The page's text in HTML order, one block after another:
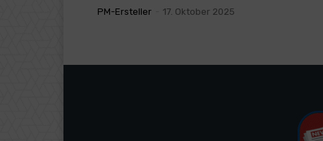
PM-Ersteller 17. Oktober 2025